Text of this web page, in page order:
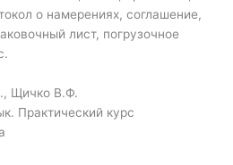
о намерениях, соглашение,
лист, погрузочное
Щичко В.Ф.
Практический курс